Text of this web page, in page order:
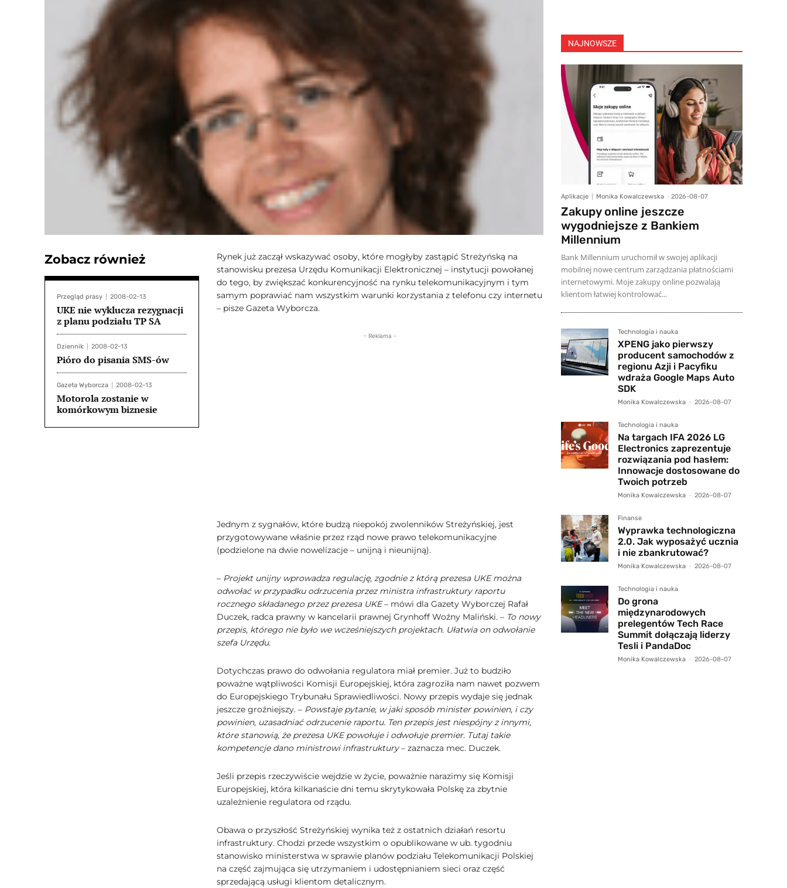
Zobacz również
Przegląd prasy 2008-02-13
UKE nie wyklucza rezygnacji
z planu podziału TP SA
Dziennik 2008-02-13
Pióro do pisania SMS-ów
Gazeta Wyborcza 2008-02-13
Motorola zostanie w
komórkowym biznesie
Rynek już zaczął wskazywać osoby, które mogłyby zastąpić Streżyńską na
stanowisku prezesa Urzędu Komunikacji Elektronicznej – instytucji powołanej
do tego, by zwiększać konkurencyjność na rynku telekomunikacyjnym i tym
samym poprawiać nam wszystkim warunki korzystania z telefonu czy internetu
– pisze Gazeta Wyborcza.
- Reklama -
Jednym z sygnałów, które budzą niepokój zwolenników Streżyńskiej, jest
przygotowywane właśnie przez rząd nowe prawo telekomunikacyjne
(podzielone na dwie nowelizacje – unijną i nieunijną).
– Projekt unijny wprowadza regulację, zgodnie z którą prezesa UKE można
odwołać w przypadku odrzucenia przez ministra infrastruktury raportu
rocznego składanego przez prezesa UKE– mówi dla Gazety Wyborczej Rafał
Duczek, radca prawny w kancelarii prawnej Grynhoff Woźny Maliński. – To nowy
przepis, którego nie było we wcześniejszych projektach. Ułatwia on odwołanie
szefa Urzędu.
Dotychczas prawo do odwołania regulatora miał premier. Już to budziło
poważne wątpliwości Komisji Europejskiej, która zagroziła nam nawet pozwem
do Europejskiego Trybunału Sprawiedliwości. Nowy przepis wydaje się jednak
jeszcze groźniejszy. – Powstaje pytanie, w jaki sposób minister powinien, i czy
powinien, uzasadniać odrzucenie raportu. Ten przepis jest niespójny z innymi,
które stanowią, że prezesa UKE powołuje i odwołuje premier. Tutaj takie
kompetencje dano ministrowi infrastruktury– zaznacza mec. Duczek.
Jeśli przepis rzeczywiście wejdzie w życie, poważnie narazimy się Komisji
Europejskiej, która kilkanaście dni temu skrytykowała Polskę za zbytnie
uzależnienie regulatora od rządu.
Obawa o przyszłość Streżyńskiej wynika też z ostatnich działań resortu
infrastruktury. Chodzi przede wszystkim o opublikowane w ub. tygodniu
stanowisko ministerstwa w sprawie planów podziału Telekomunikacji Polskiej
na część zajmująca się utrzymaniem i udostępnianiem sieci oraz część
sprzedającą usługi klientom detalicznym.
NAJNOWSZE
Aplikacje Monika Kowalczewska - 2026-08-07
Zakupy online jeszcze
wygodniejsze z Bankiem
Millennium
Bank Millennium uruchomił w swojej aplikacji
mobilnej nowe centrum zarządzania płatnościami
internetowymi. Moje zakupy online pozwalają
klientom łatwiej kontrolować...
Technologia i nauka
XPENG jako pierwszy
producent samochodów z
regionu Azji i Pacyfiku
wdraża Google Maps Auto
SDK
Monika Kowalczewska - 2026-08-07
Technologia i nauka
Na targach IFA 2026 LG
Electronics zaprezentuje
rozwiązania pod hasłem:
Innowacje dostosowane do
Twoich potrzeb
Monika Kowalczewska - 2026-08-07
Finanse
Wyprawka technologiczna
2.0. Jak wyposażyć ucznia
i nie zbankrutować?
Monika Kowalczewska - 2026-08-07
Technologia i nauka
Do grona
międzynarodowych
prelegentów Tech Race
Summit dołączają liderzy
Tesli i PandaDoc
Monika Kowalczewska - 2026-08-07